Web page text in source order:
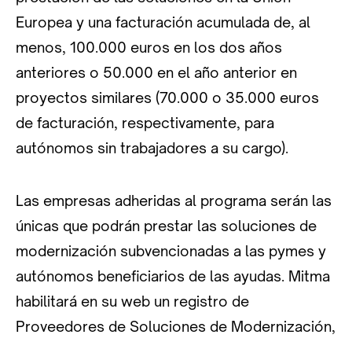
Europea y una facturación acumulada de, al
menos, 100.000 euros en los dos años
anteriores o 50.000 en el año anterior en
proyectos similares (70.000 o 35.000 euros
de facturación, respectivamente, para
autónomos sin trabajadores a su cargo).
Las empresas adheridas al programa serán las
únicas que podrán prestar las soluciones de
modernización subvencionadas a las pymes y
autónomos beneficiarios de las ayudas. Mitma
habilitará en su web un registro de
Proveedores de Soluciones de Modernización,